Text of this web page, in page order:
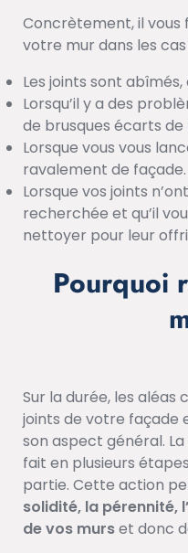
Concrètement, il
votre mur dans les cas
Les joints sont abîmés,
Lorsqu’il y a des
de brusques écarts
Lorsque vous vous
ravalement de façade.
Lorsque vos joints
recherchée et qu’il
nettoyer pour leur
Pourquoi
Sur la durée, les aléas
joints de votre façade
son aspect général.
fait en plusieurs
partie. Cette action
solidité, la pérennité,
de vos murset donc